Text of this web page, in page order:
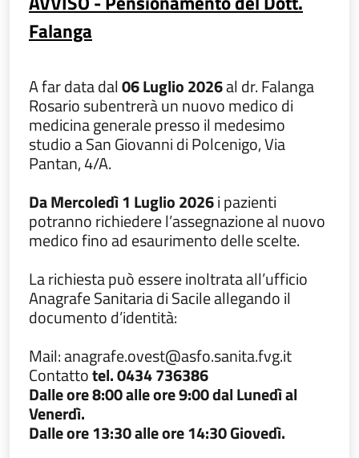
Falanga
A far data dal06 Luglio 2026al dr. Falanga
Rosario subentrerà un nuovo medico di
medicina generale presso il medesimo
studio a San Giovanni di Polcenigo, Via
Pantan, 4/A.
Da Mercoledì 1 Luglio 2026i pazienti
potranno richiedere l’assegnazione al nuovo
medico fino ad esaurimento delle scelte.
La richiesta può essere inoltrata all’ufficio
Anagrafe Sanitaria di Sacile allegando il
documento d’identità:
Mail: anagrafe.ovest@asfo.sanita.fvg.it
Contattotel. 0434 736386
Dalle ore 8:00 alle ore 9:00 dal Lunedì al
Venerdì.
Dalle ore 13:30 alle ore 14:30 Giovedì.